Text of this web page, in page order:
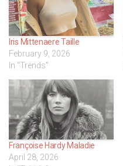
Iris Mittenaere Taille
February 9, 2026
In "Trends"
Françoise Hardy Maladie
April 28, 2026